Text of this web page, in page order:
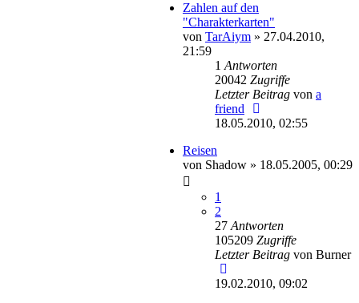
Zahlen auf den
"Charakterkarten"
von TarAiym » 27.04.2010,
21:59
1 Antworten
20042 Zugriffe
Letzter Beitrag von a
friend
18.05.2010, 02:55
Reisen
von Shadow » 18.05.2005, 00:29
1
2
27 Antworten
105209 Zugriffe
Letzter Beitrag von Burner
19.02.2010, 09:02